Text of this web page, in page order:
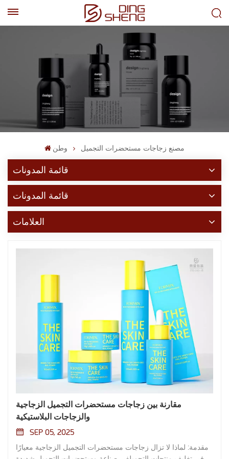
وطن مصنع زجاجات مستحضرات التجميل
قائمة المدونات
قائمة المدونات
العلامات
مقارنة بين زجاجات مستحضرات التجميل الزجاجية
والزجاجات البلاستيكية
SEP 05, 2025
مقدمة: لماذا لا تزال زجاجات مستحضرات التجميل الزجاجية معيارًا